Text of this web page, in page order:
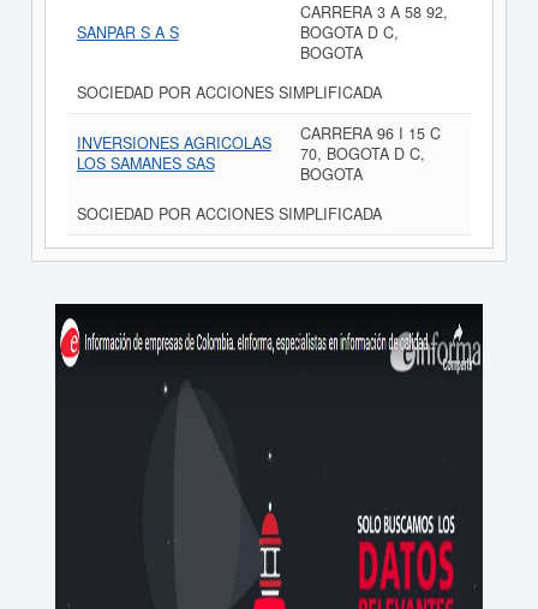
SANPAR S A S
CARRERA 3 A 58 92,
BOGOTA D C,
BOGOTA
SOCIEDAD POR ACCIONES SIMPLIFICADA
INVERSIONES AGRICOLAS
LOS SAMANES SAS
CARRERA 96 I 15 C
70, BOGOTA D C,
BOGOTA
SOCIEDAD POR ACCIONES SIMPLIFICADA